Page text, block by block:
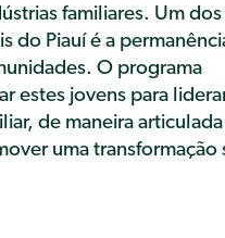
familiares. Um dos
do Piauí é a
O programa
estes jovens para
de maneira
uma transformação